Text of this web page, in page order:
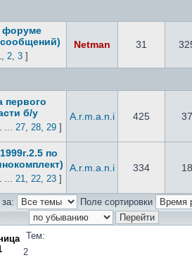
форуме
, 2, 3 ]
Netman 31
первого
б/у
... 27, 28, 29 ]
A.r.m.a.n.i 425
по
... 21, 22, 23 ]
A.r.m.a.n.i 334
Поле сортировки
Тем:
2